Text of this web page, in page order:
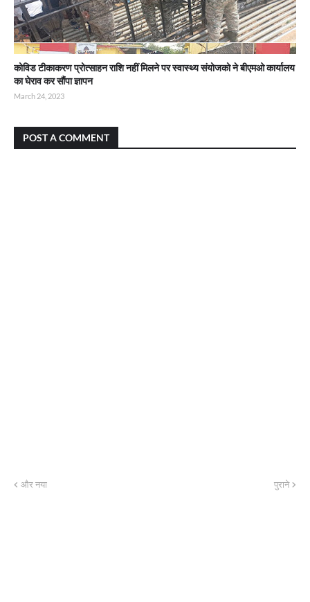
कोविड टीकाकरण प्रोत्साहन राशि नहीं मिलने पर स्वास्थ्य संयोजको ने बीएमओ कार्यालय
का घेराव कर सौंपा ज्ञापन
March 24, 2023
POST A COMMENT
और नया पुराने